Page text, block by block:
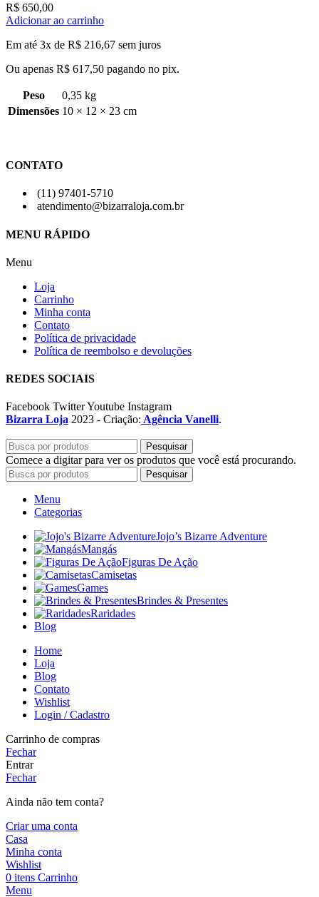
R$ 650,00
Adicionar ao carrinho
Em até 3x de R$ 216,67 sem juros
Ou apenas R$ 617,50 pagando no pix.
Peso
0,35 kg
Dimensões 10 × 12 × 23 cm
CONTATO
(11) 97401-5710
atendimento@bizarraloja.com.br
MENU RÁPIDO
Menu
Loja
Carrinho
Minha conta
Contato
Política de privacidade
Política de reembolso e devoluções
REDES SOCIAIS
Facebook TwitterYoutube Instagram
Bizarra Loja 2023 - Criação: Agência Vanelli.
Pesquisar
Comece a digitar para ver os produtos que você está procurando.
Pesquisar
Menu
Categorias
Jojo’s Bizarre Adventure
Mangás
Figuras De Ação
Camisetas
Games
Brindes & Presentes
Raridades
Blog
Home
Loja
Blog
Contato
Wishlist
Login / Cadastro
Carrinho de compras
Fechar
Entrar
Fechar
Ainda não tem conta?
Criar uma conta
Casa
Minha conta
Wishlist
0 itens Carrinho
Menu